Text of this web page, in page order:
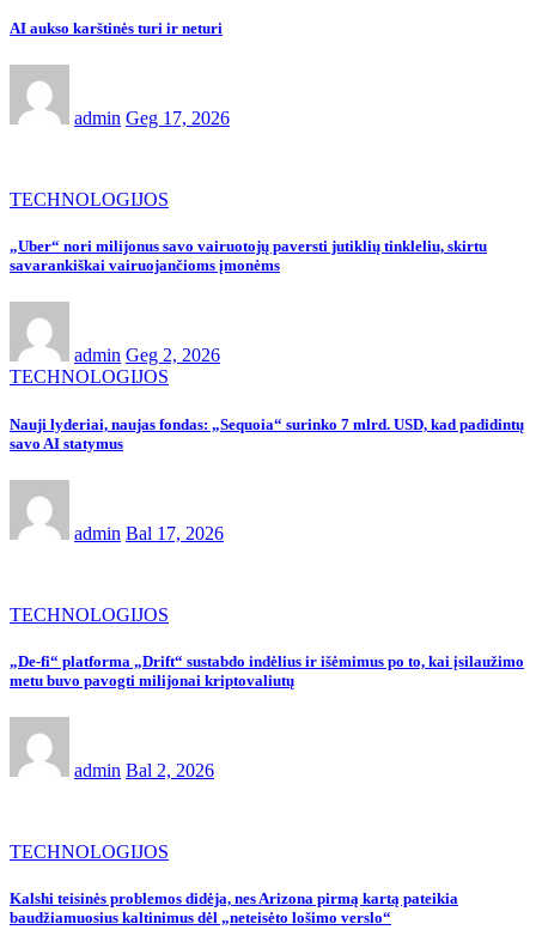
AI aukso karštinės turi ir neturi
admin Geg 17, 2026
TECHNOLOGIJOS
„Uber“ nori milijonus savo vairuotojų paversti jutiklių tinkleliu, skirtu
savarankiškai vairuojančioms įmonėms
admin Geg 2, 2026
TECHNOLOGIJOS
Nauji lyderiai, naujas fondas: „Sequoia“ surinko 7 mlrd. USD, kad padidintų
savo AI statymus
admin Bal 17, 2026
TECHNOLOGIJOS
„De-fi“ platforma „Drift“ sustabdo indėlius ir išėmimus po to, kai įsilaužimo
metu buvo pavogti milijonai kriptovaliutų
admin Bal 2, 2026
TECHNOLOGIJOS
Kalshi teisinės problemos didėja, nes Arizona pirmą kartą pateikia
baudžiamuosius kaltinimus dėl „neteisėto lošimo verslo“